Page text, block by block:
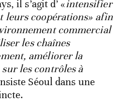
il s’agit d’ «intensifier
leurs coopérations» afin
commercial
les chaînes
améliorer la
les contrôles à
Séoul dans une